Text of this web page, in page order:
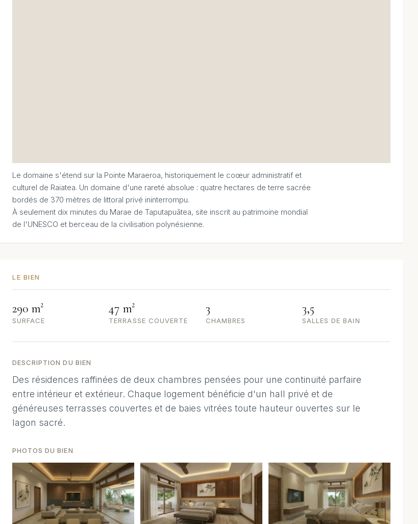
Le domaine s'étend sur la Pointe Maraeroa, historiquement le coœur administratif et
culturel de Raiatea. Un domaine d'une rareté absolue : quatre hectares de terre sacrée
bordés de 370 mètres de littoral privé ininterrompu.
À seulement dix minutes du Marae de Taputapuātea, site inscrit au patrimoine mondial
de l'UNESCO et berceau de la civilisation polynésienne.
LE BIEN
290 m²
SURFACE
47 m²
TERRASSE COUVERTE
3
CHAMBRES
3,5
SALLES DE BAIN
DESCRIPTION DU BIEN
Des résidences raffinées de deux chambres pensées pour une continuité parfaire
entre intérieur et extérieur. Chaque logement bénéficie d'un hall privé et de
généreuses terrasses couvertes et de baies vitrées toute hauteur ouvertes sur le
lagon sacré.
PHOTOS DU BIEN